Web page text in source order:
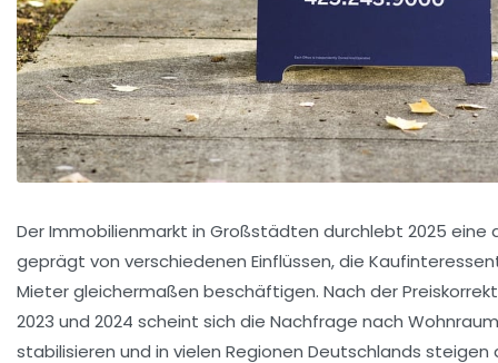
Der Immobilienmarkt in Großstädten durchlebt 2025 eine
geprägt von verschiedenen Einflüssen, die
Mieter gleichermaßen beschäftigen. Nach der
2023 und 2024 scheint sich die Nachfrage nach
stabilisieren und in vielen Regionen Deutschlands steigen